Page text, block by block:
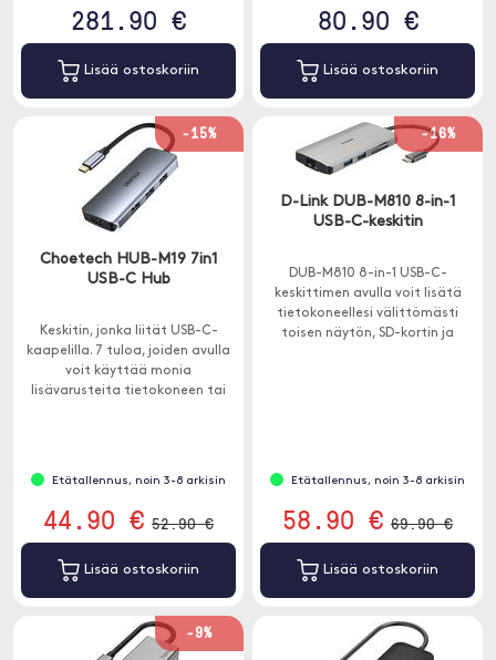
281.90 €
Lisää ostoskoriin
80.90 €
Lisää ostoskoriin
-15%
Choetech HUB-M19 7in1
USB-C Hub
Keskitin, jonka liität USB-C-
kaapelilla. 7 tuloa, joiden avulla
voit käyttää monia
lisävarusteita tietokoneen tai
Etätallennus, noin 3-8 arkisin
44.90 € 52.90 €
Lisää ostoskoriin
-16%
D-Link DUB-M810 8-in-1
USB-C-keskitin
DUB-M810 8-in-1 USB-C-
keskittimen avulla voit lisätä
tietokoneellesi välittömästi
toisen näytön, SD-kortin ja
Etätallennus, noin 3-8 arkisin
58.90 € 69.90 €
Lisää ostoskoriin
-9%